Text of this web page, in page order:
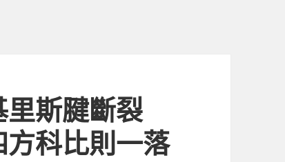
里斯腱斷裂
科比則一落